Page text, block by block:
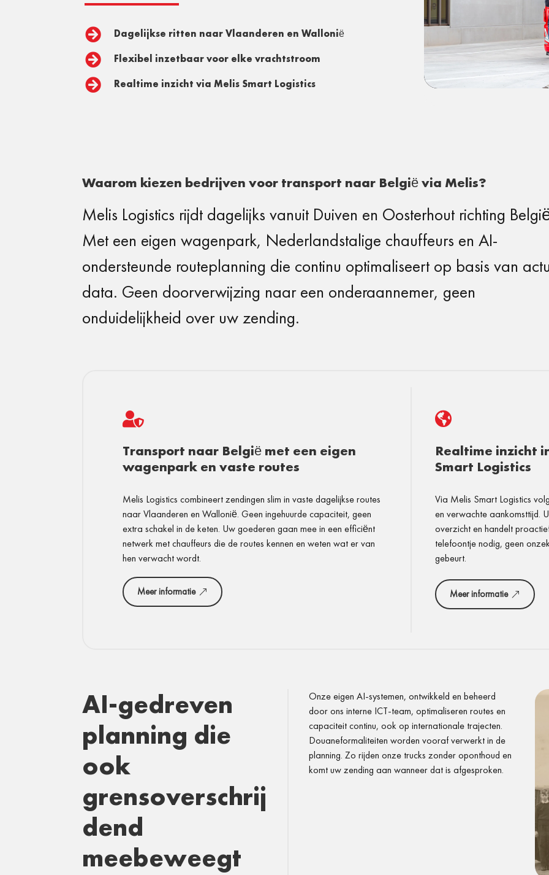
 Dagelijkse ritten naar Vlaanderen en Wallonië
 Flexibel inzetbaar voor elke vrachtstroom
 Realtime inzicht via Melis Smart Logistics
Waarom kiezen bedrijven voor transport naar België via Melis?
Melis Logistics rijdt dagelijks vanuit Duiven en Oosterhout richting
Met een eigen wagenpark, Nederlandstalige chauffeurs en AI-
ondersteunde routeplanning die continu optimaliseert op basis van
data. Geen doorverwijzing naar een onderaannemer, geen
onduidelijkheid over uw zending.

Transport naar België met een eigen
wagenpark en vaste routes
Melis Logistics combineert zendingen slim in vaste dagelijkse routes
naar Vlaanderen en Wallonië. Geen ingehuurde capaciteit, geen
extra schakel in de keten. Uw goederen gaan mee in een efficiënt
netwerk met chauffeurs die de routes kennen en weten wat er van
hen verwacht wordt.
Meer informatie

Realtime inzicht
Smart Logistics
Via Melis Smart Logistics
en verwachte aankomsttijd.
overzicht en handelt
telefoontje nodig, geen
gebeurt.
Meer informatie
AI-gedreven
planning die
ook
grensoverschrij
dend
meebeweegt
Onze eigen AI-systemen, ontwikkeld en beheerd
door ons interne ICT-team, optimaliseren routes en
capaciteit continu, ook op internationale trajecten.
Douaneformaliteiten worden vooraf verwerkt in de
planning. Zo rijden onze trucks zonder oponthoud en
komt uw zending aan wanneer dat is afgesproken.